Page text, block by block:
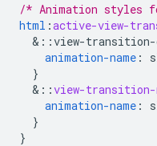
/* Animation styles
html :active-view-
& ::view-transition-
animation-name :
}
& ::view-transition-
animation-name :
}
}